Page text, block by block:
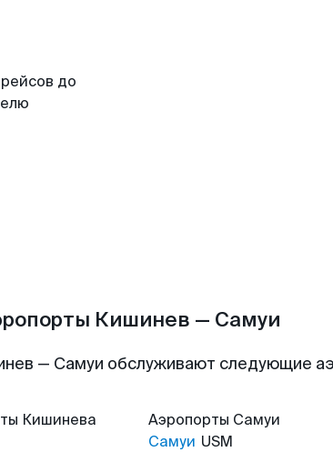
до
Кишинев — Самуи
— Самуи обслуживают следующие
Кишинева Аэропорты Самуи
Самуи USM